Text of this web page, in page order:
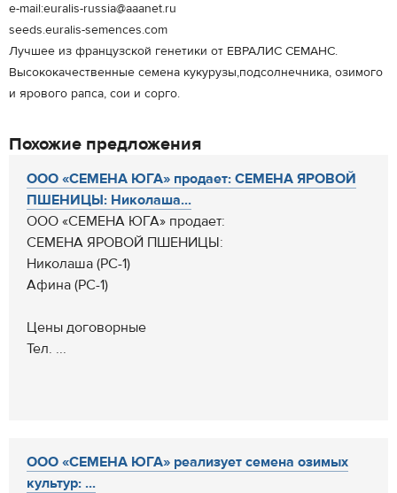
e-mail:euralis-russia@aaanet.ru
seeds.euralis-semences.com
Лучшее из французской генетики от ЕВРАЛИС СЕМАНС.
Высококачественные семена кукурузы,подсолнечника, озимого
и ярового рапса, сои и сорго.
Похожие предложения
ООО «СЕМЕНА ЮГА» продает: СЕМЕНА ЯРОВОЙ
ПШЕНИЦЫ: Николаша...
ООО «СЕМЕНА ЮГА» продает:
СЕМЕНА ЯРОВОЙ ПШЕНИЦЫ:
Николаша (РС-1)
Афина (РС-1)
Цены договорные
Тел. ...
ООО «СЕМЕНА ЮГА» реализует семена озимых
культур: ...